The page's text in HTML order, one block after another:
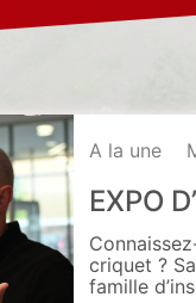
A la une
EXPO
criquet ?
famille